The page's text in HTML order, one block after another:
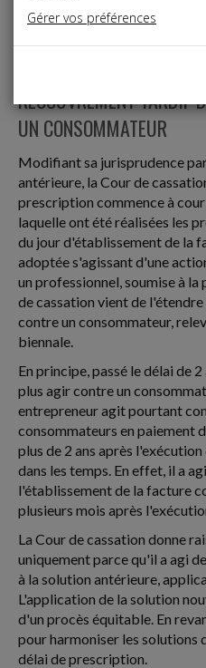
j
Vie des affaires
RECOUVREMENT TARDIF
UN CONSOMMATEUR
Modifiant sa jurisprudence
antérieure, la Cour de
prescription commence à
laquelle ont été réalisées les
du jour d'établissement de la
adoptée s'agissant d'une
un professionnel, soumise à
de cassation vient de
contre un consommateur,
biennale.
En principe, passé le délai de
plus agir contre un
entrepreneur agit pourtant
consommateurs en paiement
plus de 2 ans après
dans les temps. En effet, il a
l'établissement de la facture
plusieurs mois après
La Cour de cassation donne
uniquement parce qu'il a agi
à la solution antérieure,
L'application de la solution
d'un procès équitable. En
pour harmoniser les solutions
délai de prescription.
Gérer vos préférences